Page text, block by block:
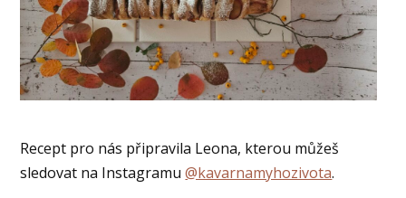
Recept pro nás připravila Leona, kterou můžeš
sledovat na Instagramu@kavarnamyhozivota.